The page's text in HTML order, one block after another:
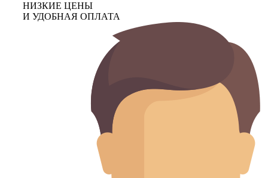
НИЗКИЕ ЦЕНЫ
И УДОБНАЯ ОПЛАТА